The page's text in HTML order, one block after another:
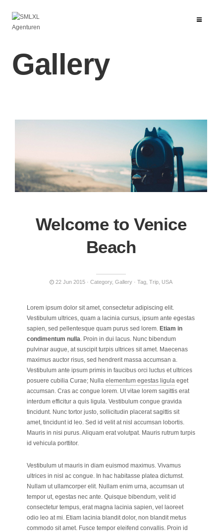
Gallery
Welcome to Venice
Beach
22 Jun 2015 Category, Gallery Tag Trip USA
Lorem ipsum dolor sit amet, consectetur adipiscing elit.
Vestibulum ultrices, quam a lacinia cursus, ipsum ante egestas
sapien, sed pellentesque quam purus sed lorem. Etiam in
condimentum nulla . Proin in dui lacus. Nunc bibendum
pulvinar augue, at suscipit turpis ultrices sit amet. Maecenas
maximus auctor risus, sed hendrerit massa accumsan a.
Vestibulum ante ipsum primis in faucibus orci luctus et ultrices
posuere cubilia Curae; Nulla elementum egestas ligula eget
accumsan. Cras ac congue lorem. Ut vitae lorem sagittis erat
interdum efficitur a quis ligula. Vestibulum congue gravida
tincidunt. Nunc tortor justo, sollicitudin placerat sagittis sit
amet, tincidunt id leo. Sed id velit at nisl accumsan lobortis.
Mauris in nisi purus. Aliquam erat volutpat. Mauris rutrum turpis
id vehicula porttitor.
Vestibulum ut mauris in diam euismod maximus. Vivamus
ultrices in nisl ac congue. In hac habitasse platea dictumst.
Nullam ut ullamcorper elit. Nullam enim urna, accumsan ut
tempor ut, egestas nec ante. Quisque bibendum, velit id
consectetur tempus, erat magna lacinia sapien, vel laoreet
odio leo at mi. Etiam lacinia blandit dolor, non blandit metus
commodo sit amet. Fusce tempor eleifend convallis. Proin id